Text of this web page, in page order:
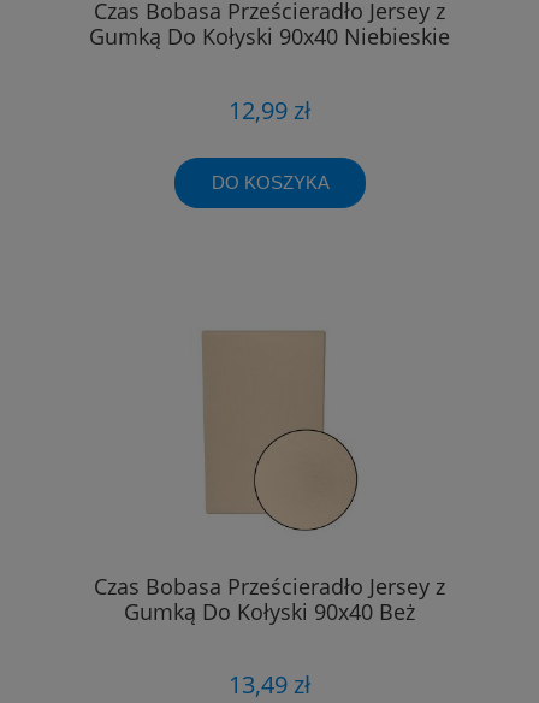
Czas Bobasa Prześcieradło Jersey z
Gumką Do Kołyski 90x40 Niebieskie
12,99 zł
DO KOSZYKA
Czas Bobasa Prześcieradło Jersey z
Gumką Do Kołyski 90x40 Beż
13,49 zł